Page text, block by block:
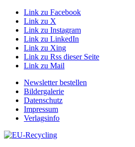
Link zu Facebook
Link zu X
Link zu Instagram
Link zu LinkedIn
Link zu Xing
Link zu Rss dieser Seite
Link zu Mail
Newsletter bestellen
Bildergalerie
Datenschutz
Impressum
Verlagsinfo